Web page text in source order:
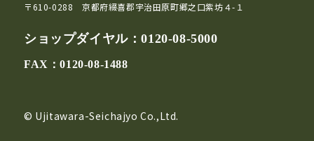
〒610-0288 京都府綴喜郡宇治田原町郷之口紫坊４-１
ショップダイヤル：0120-08-5000
FAX：0120-08-1488
© Ujitawara-Seichajyo Co.,Ltd.